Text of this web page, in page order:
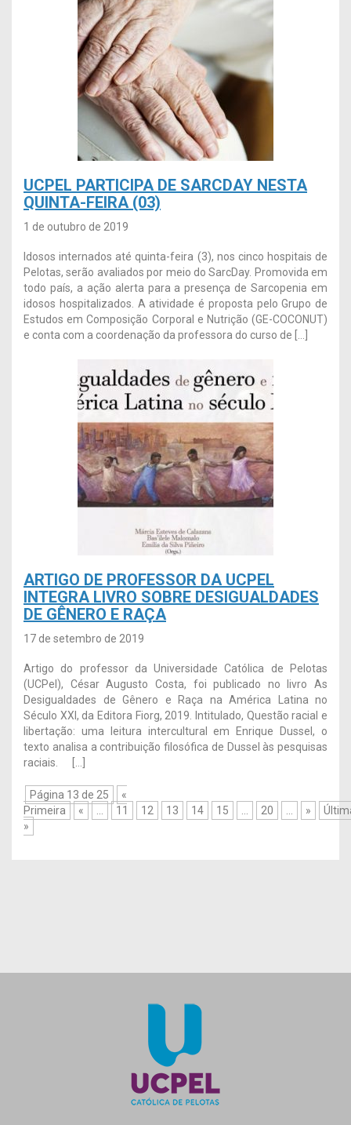
UCPEL PARTICIPA DE SARCDAY NESTA
QUINTA-FEIRA (03)
1 de outubro de 2019
Idosos internados até quinta-feira (3), nos cinco hospitais de
Pelotas, serão avaliados por meio do SarcDay. Promovida em
todo país, a ação alerta para a presença de Sarcopenia em
idosos hospitalizados. A atividade é proposta pelo Grupo de
Estudos em Composição Corporal e Nutrição (GE-COCONUT)
e conta com a coordenação da professora do curso de […]
ARTIGO DE PROFESSOR DA UCPEL
INTEGRA LIVRO SOBRE DESIGUALDADES
DE GÊNERO E RAÇA
17 de setembro de 2019
Artigo do professor da Universidade Católica de Pelotas
(UCPel), César Augusto Costa, foi publicado no livro As
Desigualdades de Gênero e Raça na América Latina no
Século XXI, da Editora Fiorg, 2019. Intitulado, Questão racial e
libertação: uma leitura intercultural em Enrique Dussel, o
texto analisa a contribuição filosófica de Dussel às pesquisas
raciais. […]
Página 13 de 25
«
Primeira
« 11 12 13 14 15 20 »
»